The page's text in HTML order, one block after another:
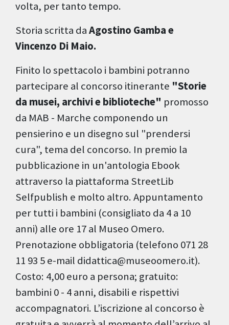
volta, per tanto tempo.
Storia scritta daAgostino Gamba e
Vincenzo Di Maio.
Finito lo spettacolo i bambini potranno
partecipare al concorso itinerante "Storie
da musei, archivi e biblioteche" promosso
da MAB - Marche componendo un
pensierino e un disegno sul "prendersi
cura", tema del concorso. In premio la
pubblicazione in un'antologia Ebook
attraverso la piattaforma StreetLib
Selfpublish e molto altro. Appuntamento
per tutti i bambini (consigliato da 4 a 10
anni) alle ore 17 al Museo Omero.
Prenotazione obbligatoria (telefono 071 28
11 93 5 e-mail didattica@museoomero.it).
Costo: 4,00 euro a persona; gratuito:
bambini 0 - 4 anni, disabili e rispettivi
accompagnatori. L’iscrizione al concorso è